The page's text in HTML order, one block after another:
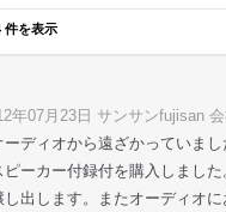
件を表示
年07月23日 サンサンfujisan 会
ディオから遠ざかっていまし
ピーカー付録付を購入しまし
出します。またオーディオ